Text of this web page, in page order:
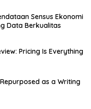
Sensus Ekonomi
Data Berkualitas
Pricing Is Everything
as a Writing